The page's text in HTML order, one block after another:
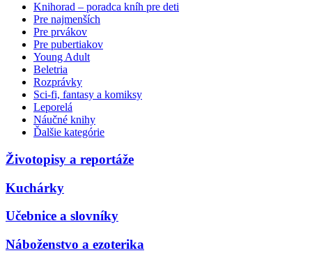
Knihorad – poradca kníh pre deti
Pre najmenších
Pre prvákov
Pre pubertiakov
Young Adult
Beletria
Rozprávky
Sci-fi, fantasy a komiksy
Leporelá
Náučné knihy
Ďalšie kategórie
Životopisy a reportáže
Kuchárky
Učebnice a slovníky
Náboženstvo a ezoterika